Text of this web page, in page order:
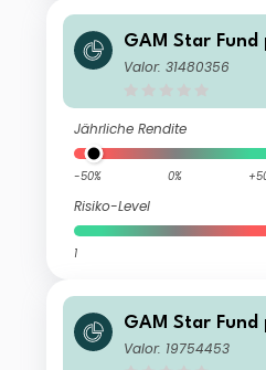
GAM Star Fund
al Cautious U
Valor: 31480356
Jährliche Rendite
-50% 0%
Risiko-Level
1
GAM Star Fund
al Cautious
Valor: 19754453